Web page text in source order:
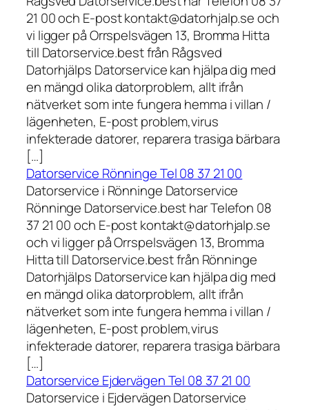
21 00 och E-post kontakt@datorhjalp.se och
vi ligger på Orrspelsvägen 13, Bromma Hitta
till Datorservice.best från Rågsved
Datorhjälps Datorservice kan hjälpa dig med
en mängd olika datorproblem, allt ifrån
nätverket som inte fungera hemma i villan /
lägenheten, E-post problem,virus
infekterade datorer, reparera trasiga bärbara
[…]
Datorservice Rönninge Tel 08 37 21 00
Datorservice i Rönninge Datorservice
Rönninge Datorservice.best har Telefon 08
37 21 00 och E-post kontakt@datorhjalp.se
och vi ligger på Orrspelsvägen 13, Bromma
Hitta till Datorservice.best från Rönninge
Datorhjälps Datorservice kan hjälpa dig med
en mängd olika datorproblem, allt ifrån
nätverket som inte fungera hemma i villan /
lägenheten, E-post problem,virus
infekterade datorer, reparera trasiga bärbara
[…]
Datorservice Ejdervägen Tel 08 37 21 00
Datorservice i Ejdervägen Datorservice